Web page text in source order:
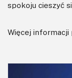
spokoju cieszyć
Więcej informacji